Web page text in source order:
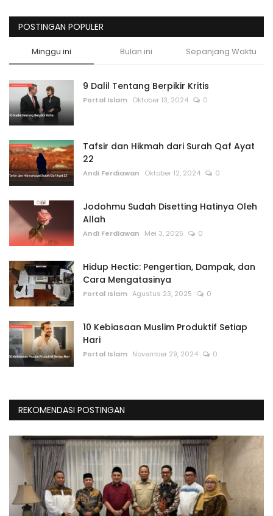
POSTINGAN POPULER
Minggu ini Bulan ini Sepanjang Waktu
9 Dalil Tentang Berpikir Kritis
Portal Islam Oktober 13, 2024 0
Tafsir dan Hikmah dari Surah Qaf Ayat
22
Andi Ferdiawan Oktober 12, 2024 0
Jodohmu Sudah Disetting Hatinya Oleh
Allah
Andi Ferdiawan Mei 3, 2025 0
Hidup Hectic: Pengertian, Dampak, dan
Cara Mengatasinya
Portal Islam Agustus 23, 2025 0
10 Kebiasaan Muslim Produktif Setiap
Hari
Portal Islam November 29, 2024 0
REKOMENDASI POSTINGAN